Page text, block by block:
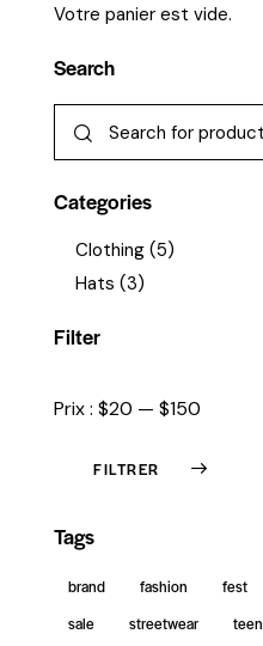
Votre panier est vide.
Search
Categories
Clothing (5)
Hats (3)
Filter
FILTRER
Prix : $20 — $150
Tags
brand fashion fest
sale
streetwear teen